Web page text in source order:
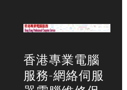
香港專業電腦
服務-網絡伺服